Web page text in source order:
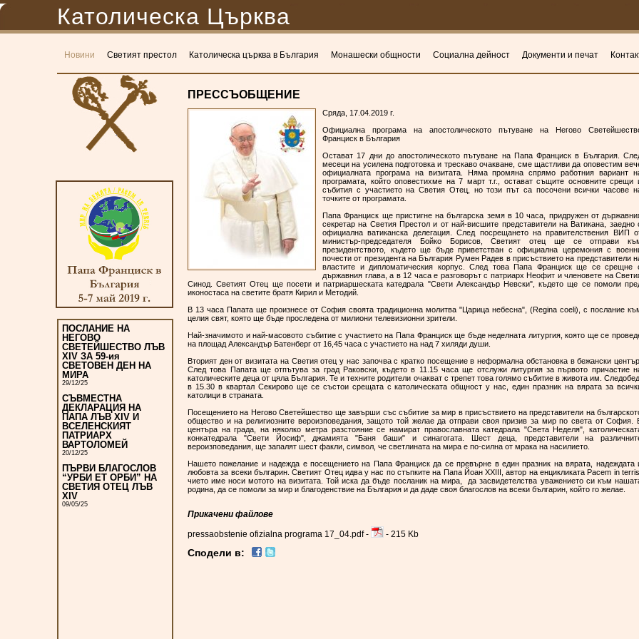
Католическа Църква
Новини Светият престол Католическа църква в България Монашески общности Социална дейност Документи и печат
ПОСЛАНИЕ НА
НЕГОВО
СВЕТЕЙШЕСТВО ЛЪВ
XIV ЗА 59-ия
СВЕТОВЕН ДЕН НА
МИРА
29/12/25
СЪВМЕСТНА
ДЕКЛАРАЦИЯ НА
ПАПА ЛЪВ XIV И
ВСЕЛЕНСКИЯТ
ПАТРИАРХ
ВАРТОЛОМЕЙ
20/12/25
ПЪРВИ БЛАГОСЛОВ
“УРБИ ЕТ ОРБИ” НА
СВЕТИЯ ОТЕЦ ЛЪВ
XIV
09/05/25
ПРЕССЪОБЩЕНИЕ
Сряда, 17.04.2019 г.
Официална програма на апостолическото пътуване на Негово
Франциск в България
Остават 17 дни до апостолическото пътуване на Папа Франциск в България.
месеци на усилена подготовка и трескаво очакване, сме щастливи да оповестим
официалната програма на визитата. Няма промяна спрямо работния вариант
програмата, който оповестихме на 7 март т.г., остават същите основните срещи
събития с участието на Светия Отец, но този път са посочени всички часове
точките от програмата.
Папа Франциск ще пристигне на българска земя в 10 часа, придружен от
секретар на Светия Престол и от най-висшите представители на Ватикана, заедно
официална ватиканска делегация. След посрещането на правителствения ВИП
министър-председателя Бойко Борисов, Светият отец ще се отправи
президентството, където ще бъде приветстван с официална церемония с
почести от президента на България Румен Радев в присъствието на представители
властите и дипломатическия корпус. След това Папа Франциск ще се срещне
държавния глава, а в 12 часа е разговорът с патриарх Неофит и членовете на
Синод. Светият Отец ще посети и патриаршеската катедрала "Свети Александър Невски", където ще се помоли
иконостаса на светите братя Кирил и Методий.
В 13 часа Папата ще произнесе от София своята традиционна молитва "Царица небесна", (Regina coeli), с послание
целия свят, която ще бъде проследена от милиони телевизионни зрители.
Най-значимото и най-масовото събитие с участието на Папа Франциск ще бъде неделната литургия, която ще се
на площад Александър Батенберг от 16,45 часа с участието на над 7 хиляди души.
Вторият ден от визитата на Светия отец у нас започва с кратко посещение в неформална обстановка в бежански център.
След това Папата ще отпътува за град Раковски, където в 11.15 часа ще отслужи литургия за първото причастие
католическите деца от цяла България. Те и техните родители очакват с трепет това голямо събитие в живота им. Следобед,
в 15.30 в квартал Секирово ще се състои срещата с католическата общност у нас, един празник на вярата за
католици в страната.
Посещението на Негово Светейшество ще завърши със събитие за мир в присъствието на представители на
общество и на религиозните вероизповедания, защото той желае да отправи своя призив за мир по света от София.
центъра на града, на няколко метра разстояние се намират православната катедрала "Света Неделя",
конкатедрала "Свети Йосиф", джамията "Баня баши" и синагогата. Шест деца, представители на
вероизповедания, ще запалят шест факли, символ, че светлината на мира е по-силна от мрака на насилието.
Нашето пожелание и надежда е посещението на Папа Франциск да се превърне в един празник на вярата, надеждата
любовта за всеки българин. Светият Отец идва у нас по стъпките на Папа Йоан XXIII, автор на енцикликата Pacem in terris,
чието име носи мотото на визитата. Той иска да бъде посланик на мира, да засвидетелства уважението си към
родина, да се помоли за мир и благоденствие на България и да даде своя благослов на всеки българин, който го желае.
Прикачени файлове
pressaobstenie ofizialna programa 17_04.pdf -
- 215 Kb
Сподели в: